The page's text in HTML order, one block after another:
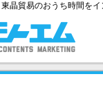
晶貿易のおうち時間をイ